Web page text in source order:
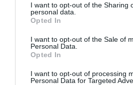
I want to opt-out of the Sharing
personal data.
Opted In
I want to opt-out of the Sale of
Personal Data.
Opted In
I want to opt-out of processing
Personal Data for Targeted
7 - Matilde Azevedo
8 - Luísa Araújo
parte.
Timeout Portugal